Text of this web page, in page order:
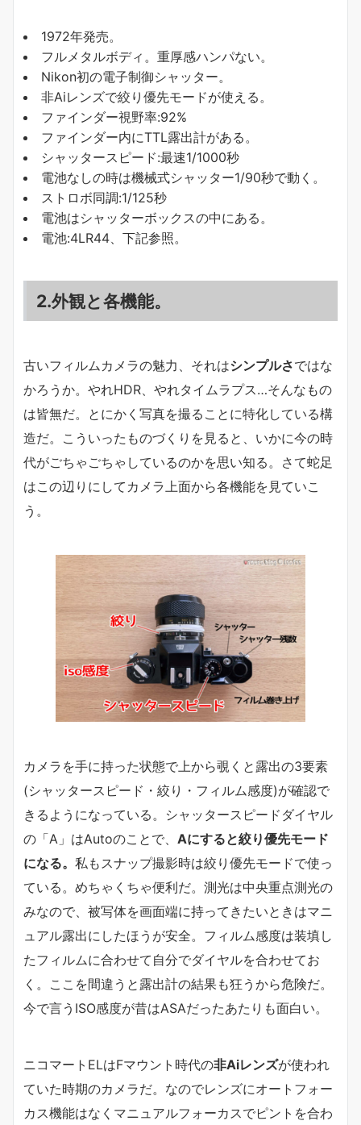
1972年発売。
フルメタルボディ。重厚感ハンパない。
Nikon初の電子制御シャッター。
非Aiレンズで絞り優先モードが使える。
ファインダー視野率:92%
ファインダー内にTTL露出計がある。
シャッタースピード:最速1/1000秒
電池なしの時は機械式シャッター1/90秒で動く。
ストロボ同調:1/125秒
電池はシャッターボックスの中にある。
電池:4LR44、下記参照。
2.外観と各機能。
古いフィルムカメラの魅力、それはシンプルさではな
かろうか。やれHDR、やれタイムラプス…そんなもの
は皆無だ。とにかく写真を撮ることに特化している構
造だ。こういったものづくりを見ると、いかに今の時
代がごちゃごちゃしているのかを思い知る。さて蛇足
はこの辺りにしてカメラ上面から各機能を見ていこ
う。
カメラを手に持った状態で上から覗くと露出の3要素
(シャッタースピード・絞り・フィルム感度)が確認で
きるようになっている。シャッタースピードダイヤル
の「A」はAutoのことで、 Aにすると絞り優先モード
になる。 私もスナップ撮影時は絞り優先モードで使っ
ている。めちゃくちゃ便利だ。測光は中央重点測光の
みなので、被写体を画面端に持ってきたいときはマニ
ュアル露出にしたほうが安全。フィルム感度は装填し
たフィルムに合わせて自分でダイヤルを合わせてお
く。ここを間違うと露出計の結果も狂うから危険だ。
今で言うISO感度が昔はASAだったあたりも面白い。
ニコマートELはFマウント時代の非Aiレンズが使われ
ていた時期のカメラだ。なのでレンズにオートフォー
カス機能はなくマニュアルフォーカスでピントを合わ